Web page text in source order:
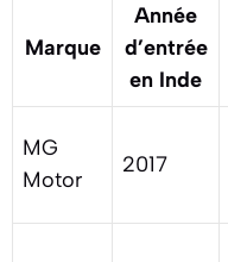
Marque
Année
d’entrée
en Inde
MG
Motor
2017